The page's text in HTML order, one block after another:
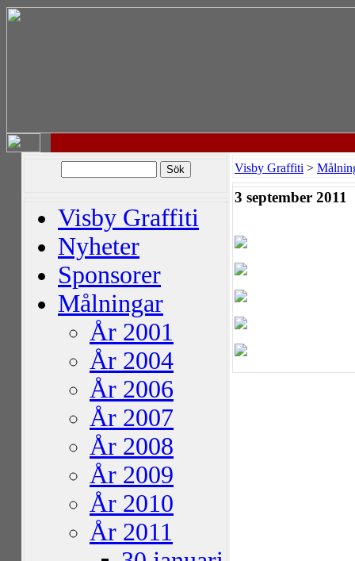
Visby Graffiti
Nyheter
Sponsorer
Målningar
År 2001
År 2004
År 2006
År 2007
År 2008
År 2009
År 2010
År 2011
Visby Graffiti >
3 september 2011